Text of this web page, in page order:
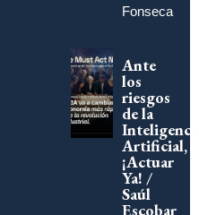
Fonseca
Ante
los
riesgos
de la
Artificial,
¡Actuar
Ya! /
Saúl
Escobar